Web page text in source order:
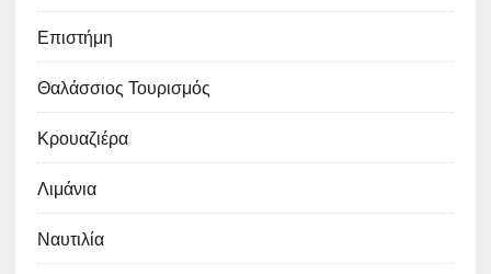
Επιστήμη
Θαλάσσιος Τουρισμός
Κρουαζιέρα
Λιμάνια
Ναυτιλία